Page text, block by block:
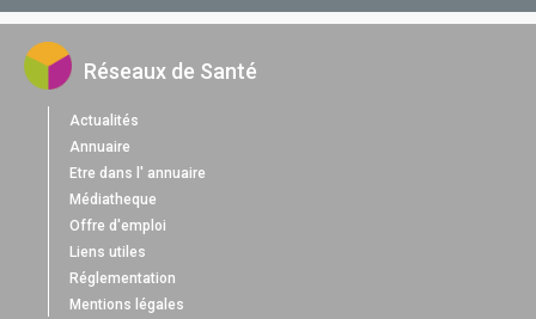
Réseaux de Santé
Actualités
Annuaire
Etre dans l' annuaire
Médiatheque
Offre d'emploi
Liens utiles
Réglementation
Mentions légales